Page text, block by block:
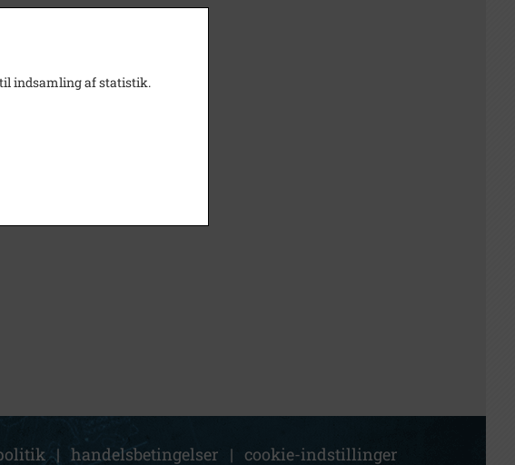
| handelsbetingelser | cookie-indstillinger
indsamling af statistik.